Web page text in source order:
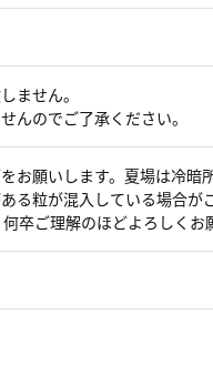
ません。
んのでご了承ください。
お願いします。夏場は冷暗
る粒が混入している場合が
卒ご理解のほどよろしくお